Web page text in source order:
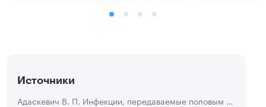
Источники
Адаскевич В. П. Инфекции, передаваемые половым путем. Нижний Новгород; издательство НТМА, Москва: Медицинская книга, 1999